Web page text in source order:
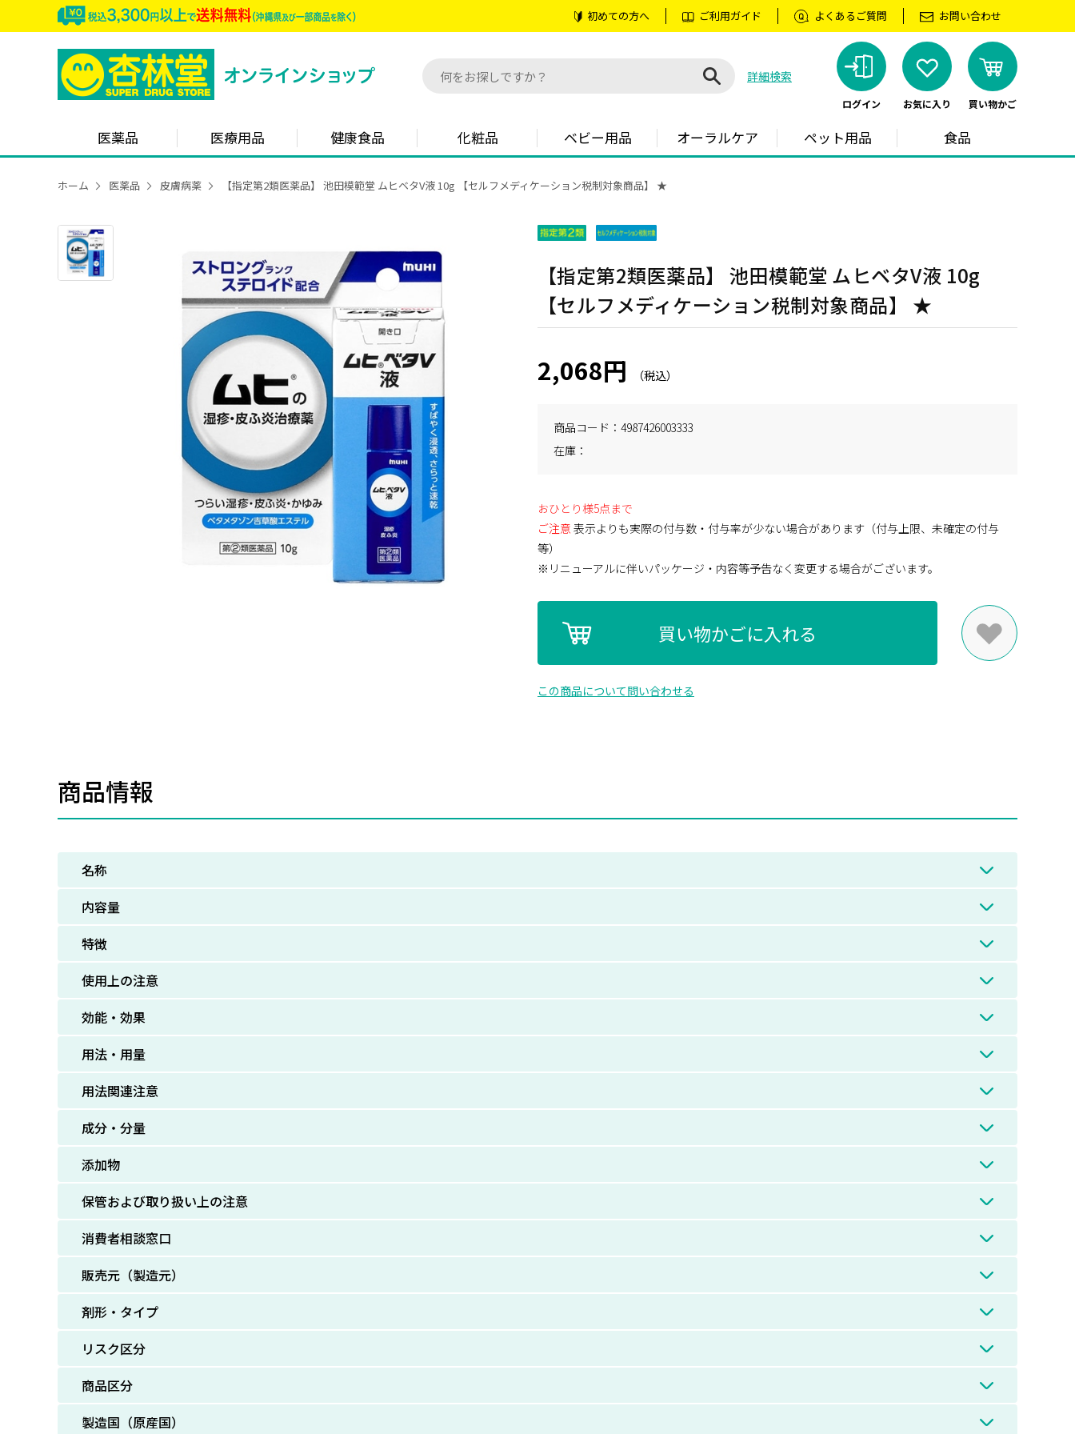
初めての方へ ご利用ガイド よくあるご質問 お問い合わせ
詳細検索
ログイン お気に入り 買い物かご
医薬品 医療用品 健康食品 化粧品 ベビー用品 オーラルケア ペット用品 食品
ホーム 医薬品 皮膚病薬 【指定第2類医薬品】 池田模範堂 ムヒベタV液 10g 【セルフメディケーション税制対象商品】 ★
【指定第2類医薬品】 池田模範堂 ムヒベタV液 10g
【セルフメディケーション税制対象商品】 ★
2,068円
商品コード
4987426003333
在庫
おひとり様5点まで
ご注意 表示よりも実際の付与数・付与率が少ない場合があります（付与上限、未確定の付与
等）
※リニューアルに伴いパッケージ・内容等予告なく変更する場合がございます。
買い物かごに入れる
この商品について問い合わせる
商品情報
名称
内容量
特徴
使用上の注意
効能・効果
用法・用量
用法関連注意
成分・分量
添加物
保管および取り扱い上の注意
消費者相談窓口
販売元（製造元）
剤形・タイプ
リスク区分
商品区分
製造国（原産国）